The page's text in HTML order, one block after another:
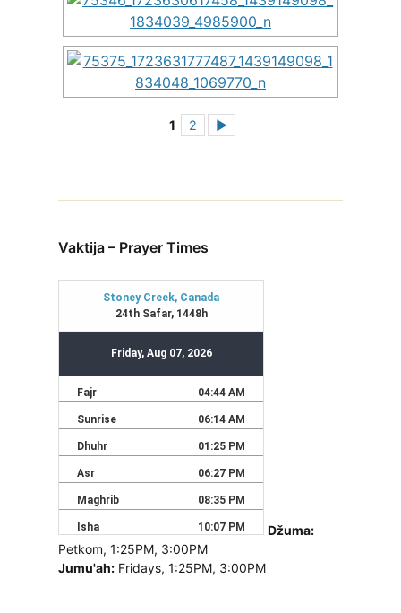
1 2 ►
Vaktija – Prayer Times
Džuma:
Petkom, 1:25PM, 3:00PM
Jumu'ah: Fridays, 1:25PM, 3:00PM